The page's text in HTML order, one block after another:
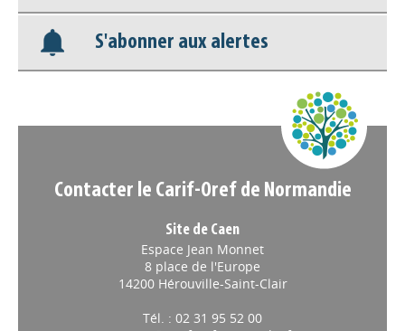
Appels à projets
S'abonner aux alertes
Contacter le Carif-Oref de Normandie
Site de Caen
Espace Jean Monnet
8 place de l'Europe
14200 Hérouville-Saint-Clair
Tél. : 02 31 95 52 00